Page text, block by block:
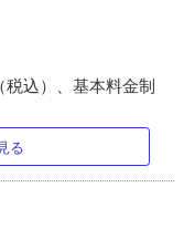
込）、基本料金制
る